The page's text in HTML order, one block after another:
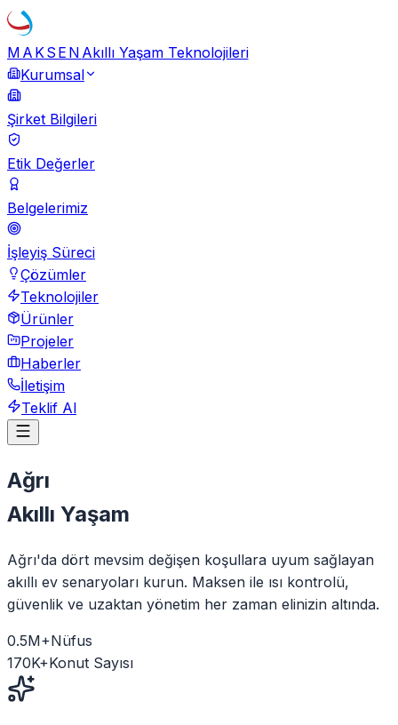
MAKSEN Akıllı Yaşam Teknolojileri
Kurumsal
Şirket Bilgileri
Etik Değerler
Belgelerimiz
İşleyiş Süreci
Çözümler
Teknolojiler
Ürünler
Projeler
Haberler
İletişim
Teklif Al
Ağrı
Akıllı Yaşam
Ağrı'da dört mevsim değişen koşullara uyum sağlayan
akıllı ev senaryoları kurun. Maksen ile ısı kontrolü,
güvenlik ve uzaktan yönetim her zaman elinizin altında.
0.5M+Nüfus
170K+Konut Sayısı